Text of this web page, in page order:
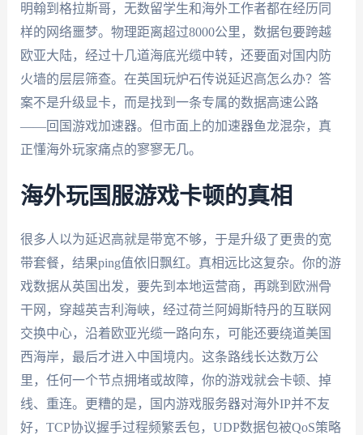
明翰到格拉斯哥，无数留学生和海外工作者都在经历同
样的网络噩梦。物理距离超过8000公里，数据包要跨越
欧亚大陆，经过十几道海底光缆中转，还要面对国内防
火墙的层层筛查。在英国玩炉石传说延迟高怎么办？答
案不是升级显卡，而是找到一条专属的数据高速公路
——回国游戏加速器。但市面上的加速器鱼龙混杂，真
正懂海外玩家痛点的寥寥无几。
海外玩国服游戏卡顿的真相
很多人以为延迟高就是带宽不够，于是升级了更贵的宽
带套餐，结果ping值依旧飘红。真相远比这复杂。你的游
戏数据从英国出发，要先到本地运营商，再跳到欧洲骨
干网，穿越英吉利海峡，经过荷兰阿姆斯特丹的互联网
交换中心，沿着欧亚光缆一路向东，可能还要绕道美国
西海岸，最后才进入中国境内。这条路线长达数万公
里，任何一个节点拥堵或故障，你的游戏就会卡顿、掉
线、重连。更糟的是，国内游戏服务器对海外IP并不友
好，TCP协议握手过程频繁丢包，UDP数据包被QoS策略